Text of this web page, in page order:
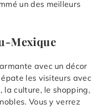
un des meilleurs
Mexique
avec un décor
les visiteurs avec
la culture, le shopping,
Vous y verrez